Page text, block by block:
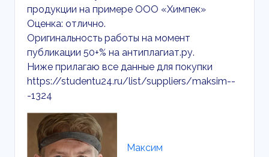
продукции на примере ООО «Химпек»
Оценка: отлично.
Оригинальность работы на момент
публикации 50+% на антиплагиат.ру.
Ниже прилагаю все данные для покупки
https://studentu24.ru/list/suppliers/maksim--
-1324
Максим